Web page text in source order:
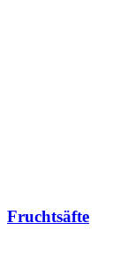
Fruchtsäfte